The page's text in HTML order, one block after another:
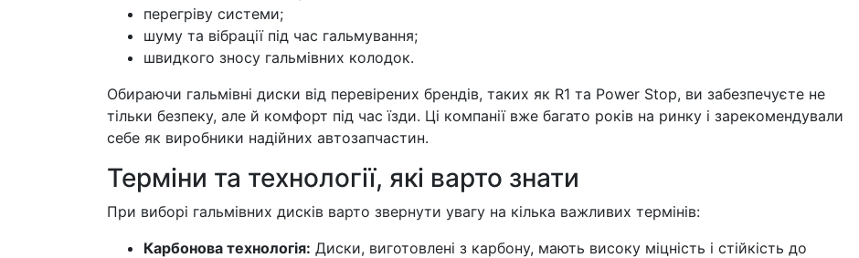
перегріву системи;
шуму та вібрації під час гальмування;
швидкого зносу гальмівних колодок.
Обираючи гальмівні диски від перевірених брендів, таких як R1 та Power Stop, ви забезпечуєте не
тільки безпеку, але й комфорт під час їзди. Ці компанії вже багато років на ринку і зарекомендували
себе як виробники надійних автозапчастин.
Терміни та технології, які варто знати
При виборі гальмівних дисків варто звернути увагу на кілька важливих термінів:
Карбонова технологія: Диски, виготовлені з карбону, мають високу міцність і стійкість до